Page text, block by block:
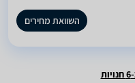
השוואת מחירים